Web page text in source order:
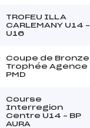
TROFEU ILLA
CARLEMANY U14 –
U16
Coupe de Bronze
Trophée Agence
PMD
Course
Interregion
Centre U14 – BP
AURA